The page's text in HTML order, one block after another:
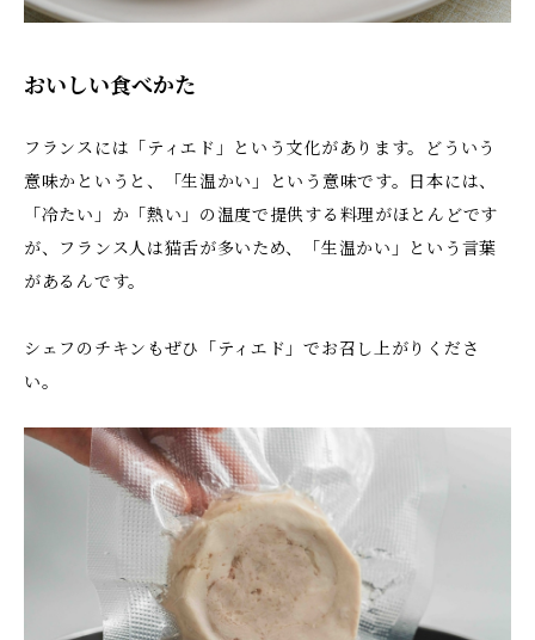
おいしい食べかた
フランスには「ティエド」という文化があります。どういう
意味かというと、「生温かい」という意味です。日本には、
「冷たい」か「熱い」の温度で提供する料理がほとんどです
が、フランス人は猫舌が多いため、「生温かい」という言葉
があるんです。
シェフのチキンもぜひ「ティエド」でお召し上がりくださ
い。